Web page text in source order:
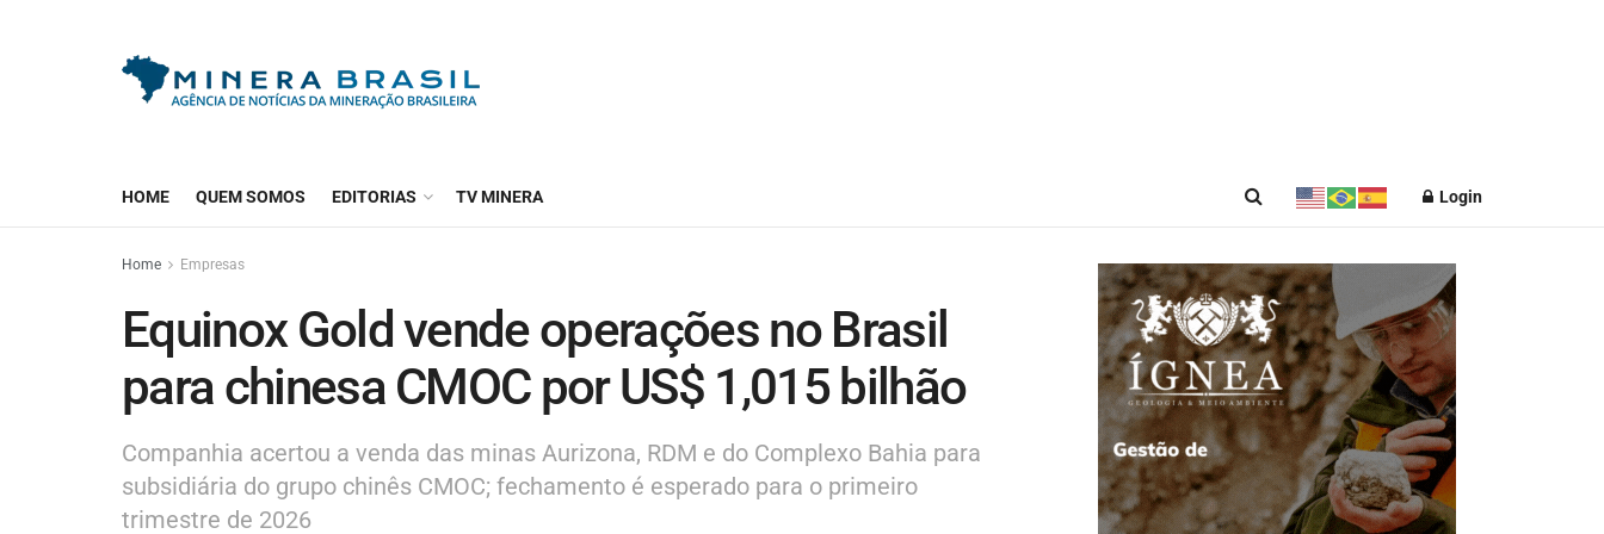
HOME QUEM SOMOS EDITORIAS TV MINERA Login
Home Empresas
Equinox Gold vende operações no Brasil
para chinesa CMOC por US$ 1,015 bilhão
Companhia acertou a venda das minas Aurizona, RDM e do Complexo Bahia para
subsidiária do grupo chinês CMOC; fechamento é esperado para o primeiro
trimestre de 2026